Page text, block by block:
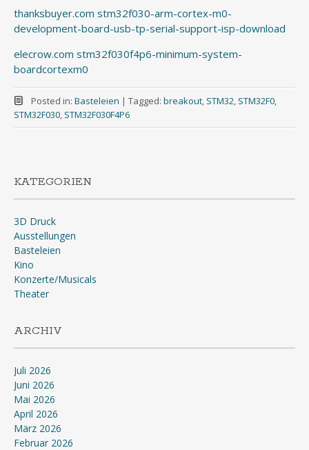
thanksbuyer.com stm32f030-arm-cortex-m0-
development-board-usb-tp-serial-support-isp-download
elecrow.com stm32f030f4p6-minimum-system-
boardcortexm0
Posted in: Basteleien | Tagged: breakout, STM32, STM32F0,
STM32F030, STM32F030F4P6
KATEGORIEN
3D Druck
Ausstellungen
Basteleien
Kino
Konzerte/Musicals
Theater
ARCHIV
Juli 2026
Juni 2026
Mai 2026
April 2026
März 2026
Februar 2026